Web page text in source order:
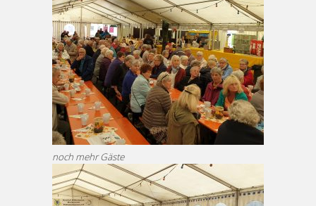
noch mehr Gäste